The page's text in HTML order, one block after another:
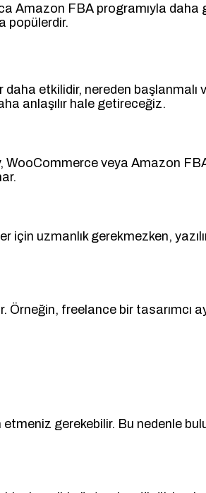
Amazon FBA programıyla daha
popülerdir.
etkilidir, nereden başlanmalı
anlaşılır hale getireceğiz.
veya Amazon
uzmanlık gerekmezken,
Örneğin, freelance bir tasarımcı
gerekebilir. Bu nedenle